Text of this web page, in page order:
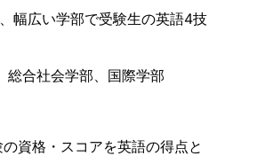
幅広い学部で受験生の英語4技
総合社会学部、国際学部
資格・スコアを英語の得点と